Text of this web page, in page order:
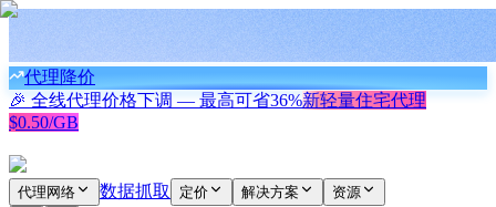
代理降价
🎉 全线代理价格下调 — 最高可省36%新轻量住宅代理
$0.50/GB
代理网络 数据抓取 定价 解决方案
资源